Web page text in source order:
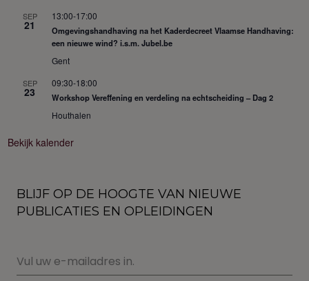
SEP
21
13:00-17:00
Omgevingshandhaving na het Kaderdecreet Vlaamse Handhaving:
een nieuwe wind? i.s.m. Jubel.be
Gent
SEP
23
09:30-18:00
Workshop Vereffening en verdeling na echtscheiding – Dag 2
Houthalen
Bekijk kalender
BLIJF OP DE HOOGTE VAN NIEUWE
PUBLICATIES EN OPLEIDINGEN